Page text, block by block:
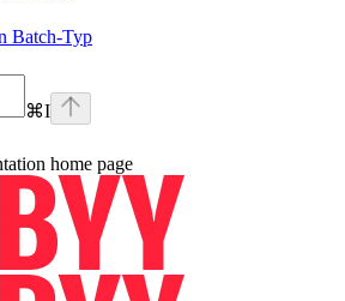
Batch-Typ
⌘I
home page